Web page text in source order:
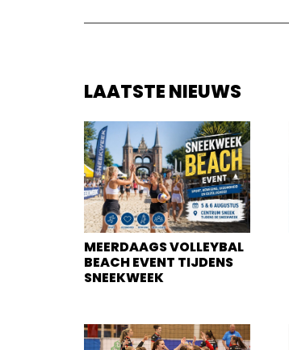
LAATSTE NIEUWS
MEERDAAGS VOLLEYBAL
BEACH EVENT TIJDENS
SNEEKWEEK